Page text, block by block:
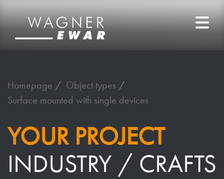
Homepage
Object types
Surface mounted with single devices
YOUR PROJECT
INDUSTRY / CRAFTS